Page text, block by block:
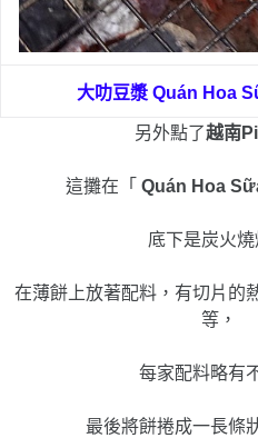
大叻豆漿Quán Hoa
另外點了越南
這攤在「 Quán Hoa
底下是炭火燒
在薄餅上放著配料，有切片的
等，
每家配料略有
最後將餅捲成一長條